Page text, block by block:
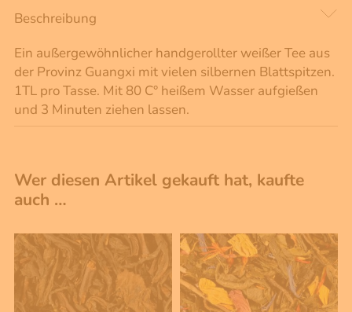
Beschreibung
Ein außergewöhnlicher handgerollter weißer Tee aus
der Provinz Guangxi mit vielen silbernen Blattspitzen.
1TL pro Tasse. Mit 80 C° heißem Wasser aufgießen
und 3 Minuten ziehen lassen.
Wer diesen Artikel gekauft hat, kaufte
auch …